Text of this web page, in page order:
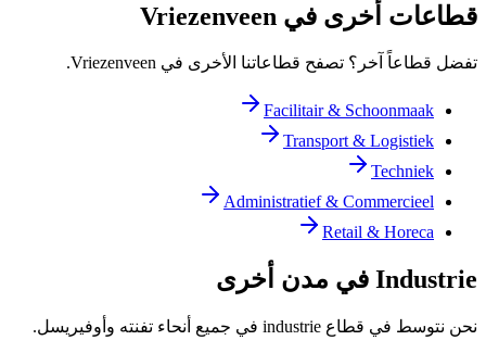
قطاعات أخرى في Vriezenveen
تفضل قطاعاً آخر؟ تصفح قطاعاتنا الأخرى في Vriezenveen.
Facilitair & Schoonmaak
Transport & Logistiek
Techniek
Administratief & Commercieel
Retail & Horeca
Industrie في مدن أخرى
نحن نتوسط في قطاع industrie في جميع أنحاء تفنته وأوفيريسل.